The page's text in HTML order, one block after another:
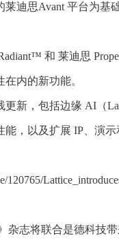
莱迪思Avant 平台为
和 莱迪思
内的新功能。
新，包括边缘 AI（
，以及扩展 IP、演示
120765/
杂志将联合是德科技